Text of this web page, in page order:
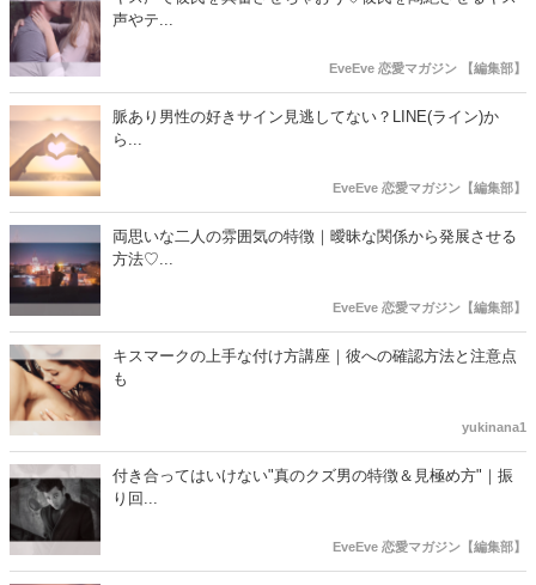
声やテ...
EveEve 恋愛マガジン 【編集部】
脈あり男性の好きサイン見逃してない？LINE(ライン)か
ら...
EveEve 恋愛マガジン【編集部】
両思いな二人の雰囲気の特徴｜曖昧な関係から発展させる
方法♡...
EveEve 恋愛マガジン【編集部】
キスマークの上手な付け方講座｜彼への確認方法と注意点
も
yukinana1
付き合ってはいけない"真のクズ男の特徴＆見極め方"｜振
り回...
EveEve 恋愛マガジン【編集部】